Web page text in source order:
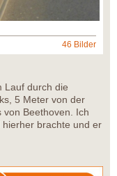
46 Bilder
Lauf durch die
5 Meter von der
Beethoven. Ich
brachte und er